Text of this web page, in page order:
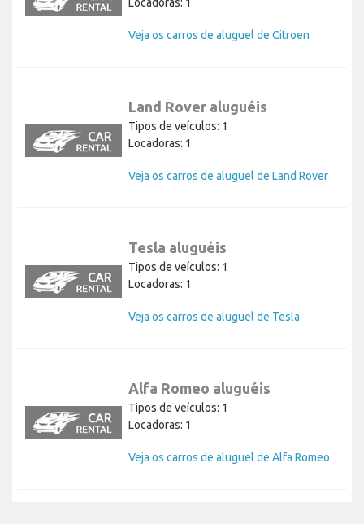
Locadoras: 1
Veja os carros de aluguel de Citroen
Land Rover aluguéis
Tipos de veículos: 1
Locadoras: 1
Veja os carros de aluguel de Land Rover
Tesla aluguéis
Tipos de veículos: 1
Locadoras: 1
Veja os carros de aluguel de Tesla
Alfa Romeo aluguéis
Tipos de veículos: 1
Locadoras: 1
Veja os carros de aluguel de Alfa Romeo